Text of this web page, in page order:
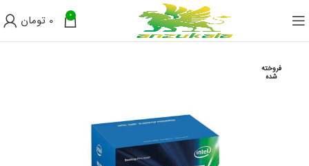
0
0 تومان
فروخته
شده